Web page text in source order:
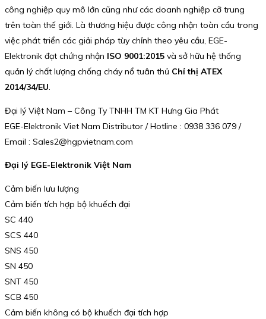
công nghiệp quy mô lớn cũng như các doanh nghiệp cỡ trung
trên toàn thế giới. Là thương hiệu được công nhận toàn cầu trong
việc phát triển các giải pháp tùy chỉnh theo yêu cầu, EGE-
Elektronik đạt chứng nhận ISO 9001:2015 và sở hữu hệ thống
quản lý chất lượng chống cháy nổ tuân thủ Chỉ thị ATEX
2014/34/EU.
Đại lý Việt Nam – Công Ty TNHH TM KT Hưng Gia Phát
EGE-Elektronik Viet Nam Distributor / Hotline : 0938 336 079 /
Email : Sales2@hgpvietnam.com
Đại lý EGE-Elektronik Việt Nam
Cảm biến lưu lượng
Cảm biến tích hợp bộ khuếch đại
SC 440
SCS 440
SNS 450
SN 450
SNT 450
SCB 450
Cảm biến không có bộ khuếch đại tích hợp